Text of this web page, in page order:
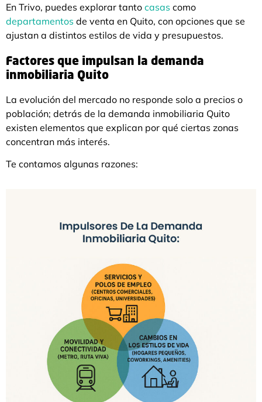
En Trivo, puedes explorar tanto casas como
departamentos de venta en Quito, con opciones que se
ajustan a distintos estilos de vida y presupuestos.
Factores que impulsan la demanda
inmobiliaria Quito
La evolución del mercado no responde solo a precios o
población; detrás de la demanda inmobiliaria Quito
existen elementos que explican por qué ciertas zonas
concentran más interés.
Te contamos algunas razones: